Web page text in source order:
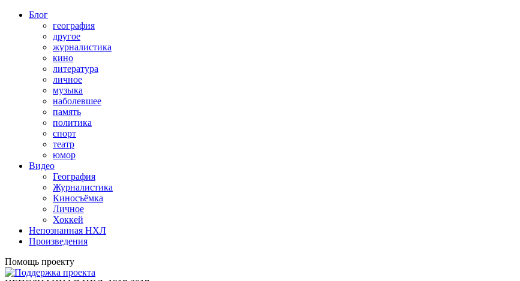
Блог
география
другое
журналистика
кино
литература
личное
музыка
наболевшее
память
политика
спорт
театр
юмор
Видео
География
Журналистика
Киносъёмка
Личное
Хоккей
Непознанная НХЛ
Произведения
Помощь проекту